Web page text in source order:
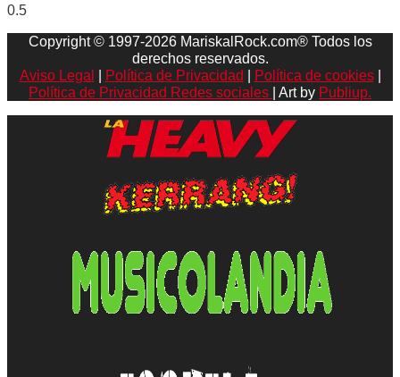
Copyright © 1997-2026 MariskalRock.com® Todos los
derechos reservados.
Aviso Legal
Política de Privacidad Política de cookies|
Política de Privacidad Redes sociales
| Art by Publiup.